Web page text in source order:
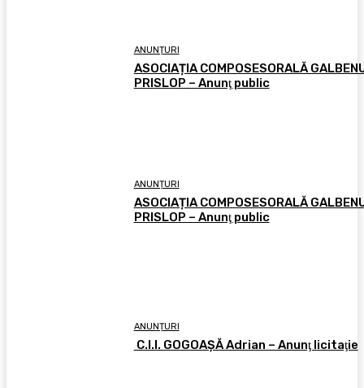
ANUNȚURI
ASOCIAȚIA COMPOSESORALĂ
PRISLOP – Anunţ public
ANUNȚURI
ASOCIAȚIA COMPOSESORALĂ
PRISLOP – Anunţ public
ANUNȚURI
C.I.I. GOGOAŞĂ Adrian – Anunţ licitaţie